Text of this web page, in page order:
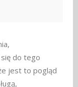
do tego
jest to pogląd